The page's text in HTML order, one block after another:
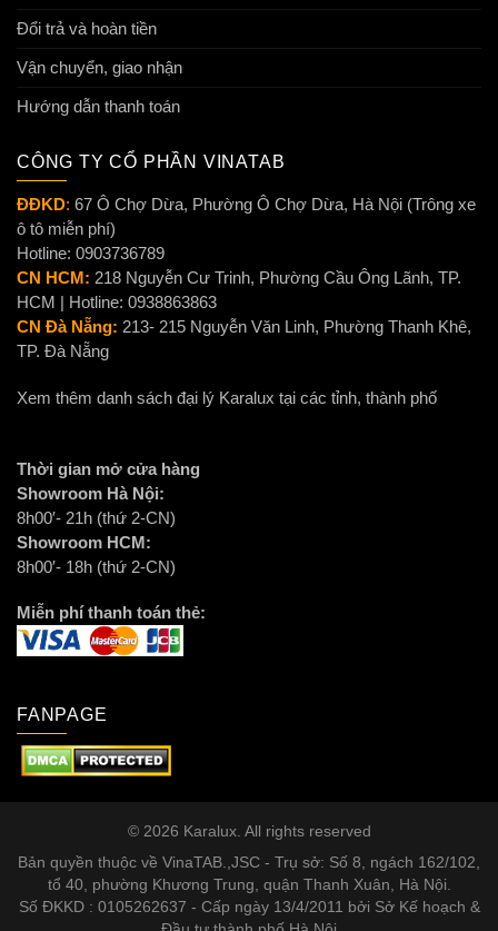
Đổi trả và hoàn tiền
Vận chuyển, giao nhận
Hướng dẫn thanh toán
CÔNG TY CỔ PHẦN VINATAB
ĐĐKD: 67 Ô Chợ Dừa, Phường Ô Chợ Dừa, Hà Nội (Trông xe
ô tô miễn phí)
Hotline: 0903736789
CN HCM: 218 Nguyễn Cư Trinh, Phường Cầu Ông Lãnh, TP.
HCM | Hotline: 0938863863
CN Đà Nẵng: 213- 215 Nguyễn Văn Linh, Phường Thanh Khê,
TP. Đà Nẵng
Xem thêm danh sách đại lý Karalux tại các tỉnh, thành phố
Thời gian mở cửa hàng
Showroom Hà Nội:
8h00′- 21h (thứ 2-CN)
Showroom HCM:
8h00′- 18h (thứ 2-CN)
Miễn phí thanh toán thẻ:
FANPAGE
© 2026 Karalux. All rights reserved
Bản quyền thuộc về VinaTAB.,JSC - Trụ sở: Số 8, ngách 162/102,
tổ 40, phường Khương Trung, quận Thanh Xuân, Hà Nội.
Số ĐKKD : 0105262637 - Cấp ngày 13/4/2011 bởi Sở Kế hoạch &